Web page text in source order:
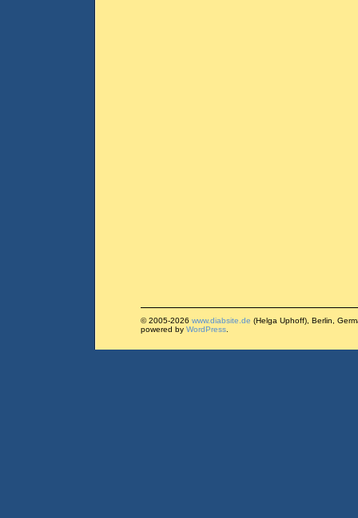
© 2005-2026 www.diabsite.de (Helga Uphoff), Berlin,
powered by WordPress.